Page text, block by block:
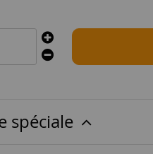
spéciale